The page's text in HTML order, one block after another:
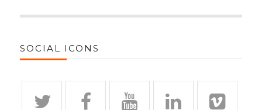
SOCIAL ICONS